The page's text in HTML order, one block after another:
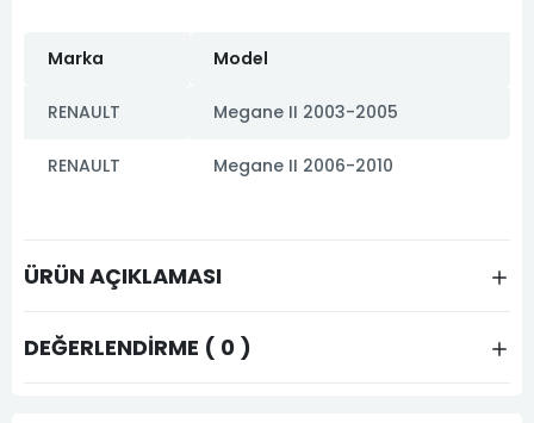
Marka Model
RENAULT Megane II 2003-2005
RENAULT Megane II 2006-2010
ÜRÜN AÇIKLAMASI
DEĞERLENDIRME ( 0 )